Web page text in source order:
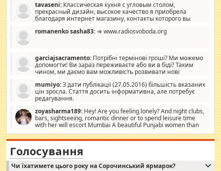
стандартные формы, в MebelOk, креативненько и что главное -
со вкусом все в порядке, без ненужных наворотов удорожающих
мебель, а это не последний фактор.
tavaseni: Классическая кухня с угловым столом,
прекрасный дизайн, высокое качество я приобрела
благодаря интернет магазину, контакты которого вы
romanenko sasha83: ⇒ www.radiosvoboda.org
garciajsacramento: Потрібні термінові гроші? Ми можемо
допомогти! Ви зараз переживаєте або ви в біді? Таким
чином, ми даємо вам можливість розвивати нові
допомагати людям, які намагаються дати їм шанс. Кожен
заслуговує на другий шанс, і, оскільки влада не зможе, вони
повинні приймати від інших. Для нас нема багато суми, і зрілість
витрат, а тільки узгоджених сум і нічого іншого. Не чекайте і не
коментуйте цей пост. Введіть суму, яку ви хочете подати, і ми
зв'яжемося з вами з усіма варіантами. зв'яжіться з нами
сьогодні на garciajsacramento@gmail.com Вам потрібні термінові
гроші? Ми можемо допомогти!
mumiyo:З дати публікації (27.05.2016) більшість вказаних
цін зросла. Стаття досить інформативна, але потребує
редагування.
zoyasharma189: Hey! Are you feeling lonely? And night clubs,
bars, sightseeing, romantic dinner or to spend leisure time
with her will escort Mumbai A beautiful Punjabi women than
sexy escort companion in arms that you guys feel like 5 star luxury
hotel had to spend the night in their search for loved solitaire free
woman "Love Solitaire" beautiful figure and shapely body shapes.
Independent escort in Mumbai, truthful, friendly and cheerful girl.
WhatsApp via an easily can see the latest pictures of her body and the
Голосування
Чи їхатимете цього року на Сорочинський ярмарок?